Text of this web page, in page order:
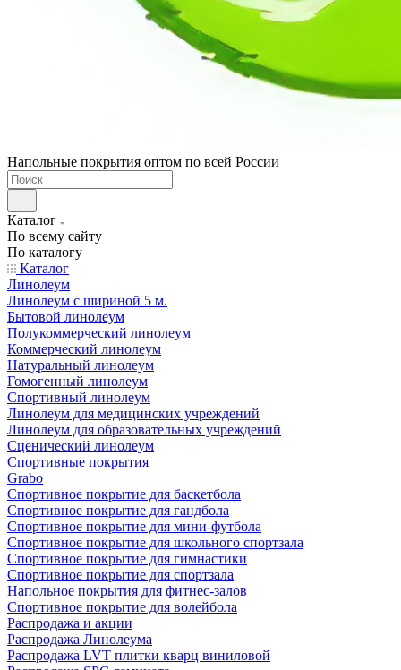
Напольные покрытия оптом по всей России
Каталог
По всему сайту
По каталогу
Каталог
Линолеум
Линолеум с шириной 5 м.
Бытовой линолеум
Полукоммерческий линолеум
Коммерческий линолеум
Натуральный линолеум
Гомогенный линолеум
Спортивный линолеум
Линолеум для медицинских учреждений
Линолеум для образовательных учреждений
Сценический линолеум
Спортивные покрытия
Grabo
Спортивное покрытие для баскетбола
Спортивное покрытие для гандбола
Спортивное покрытие для мини-футбола
Спортивное покрытие для школьного спортзала
Спортивное покрытие для гимнастики
Спортивное покрытие для спортзала
Напольное покрытия для фитнес-залов
Спортивное покрытие для волейбола
Распродажа и акции
Распродажа Линолеума
Распродажа LVT плитки кварц виниловой